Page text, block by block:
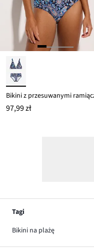
97,99 zł
Tagi
Bikini na plażę